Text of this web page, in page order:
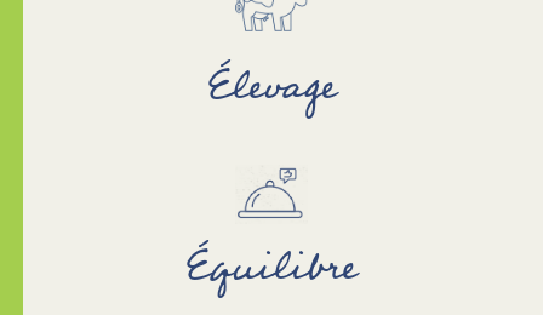
De l’abattoir jusqu’au consommateur, la
traçabilité de la viande est garantie.
Élevage
L’alimentation de l’animal est composée
Équilibre